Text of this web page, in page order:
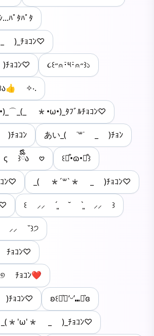
ﾊﾟﾀﾊﾟﾀ
)_ﾁｮｺﾝ♡
ｮｺﾝ♡ ૮꒰˶⍝‎･̆༥･̆⍝˶꒱১
✧‧.
*•ω•)_ﾀﾌﾞﾙﾁｮｺﾝ♡
)ﾁｮｺﾝ あい_( ˙꒳​˙ _ )ﾁｮﾝ
꒱ྀིྀིა 𖹭 ꒰⌯͒•ɷ•⌯͒꒱
ﾝ♡ _( *´꒳`* _ )ﾁｮｺﾝ♡
꒰ ⸝⸝ ˊ͈ ˘ ˋ͈ ⸝⸝ ꒱
˘꒱੭
ｮｺﾝ♡
ﾁｮｺﾝ❤︎
ﾁｮｺﾝ♡ ʚ꒰⋆͛⑉’ᵕ’⑉꒱͛ɞ
_(*'ω'* _ )_ﾁｮｺﾝ♡